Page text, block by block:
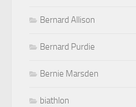
Bernard Allison
Bernard Purdie
Bernie Marsden
biathlon